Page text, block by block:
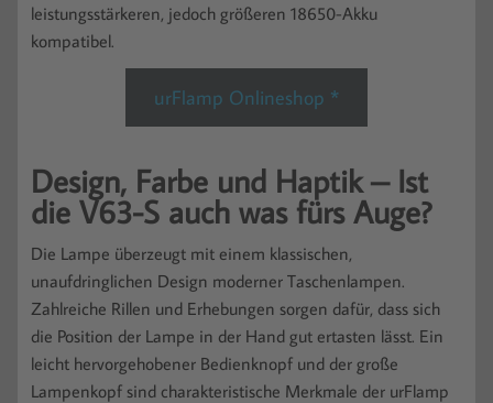
leistungsstärkeren, jedoch größeren 18650-Akku
kompatibel.
urFlamp Onlineshop *
Design, Farbe und Haptik – Ist
die V63-S auch was fürs Auge?
Die Lampe überzeugt mit einem klassischen,
unaufdringlichen Design moderner Taschenlampen.
Zahlreiche Rillen und Erhebungen sorgen dafür, dass sich
die Position der Lampe in der Hand gut ertasten lässt. Ein
leicht hervorgehobener Bedienknopf und der große
Lampenkopf sind charakteristische Merkmale der urFlamp